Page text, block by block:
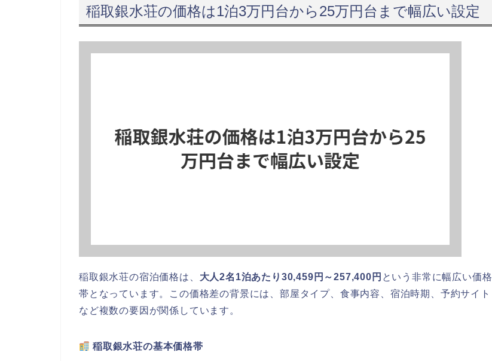
稲取銀水荘の価格は1泊3万円台から25万円台まで幅広い設定
稲取銀水荘の宿泊価格は、 大人2名1泊あたり30,459円～257,400円 という非常に幅広い価格
帯となっています。この価格差の背景には、部屋タイプ、食事内容、宿泊時期、予約サイト
など複数の要因が関係しています。
稲取銀水荘の基本価格帯